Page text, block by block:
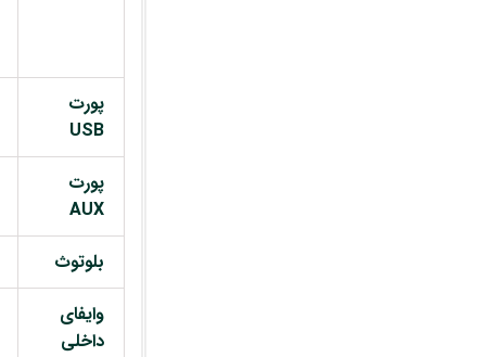
پورت
USB
پورت
AUX
بلوتوث
وایفای
داخلی